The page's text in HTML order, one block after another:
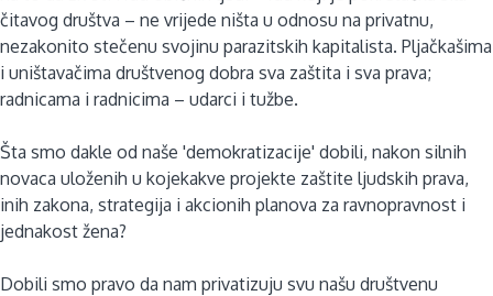
čitavog društva – ne vrijede ništa u odnosu na privatnu,
nezakonito stečenu svojinu parazitskih kapitalista. Pljačkašima
i uništavačima društvenog dobra sva zaštita i sva prava;
radnicama i radnicima – udarci i tužbe.
Šta smo dakle od naše 'demokratizacije' dobili, nakon silnih
novaca uloženih u kojekakve projekte zaštite ljudskih prava,
inih zakona, strategija i akcionih planova za ravnopravnost i
jednakost žena?
Dobili smo pravo da nam privatizuju svu našu društvenu